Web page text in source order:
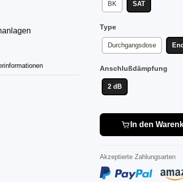
BK SAT
Type
Durchgangsdose
Anschlußdämpfung
2 dB
In den
Akzeptierte Zahlungsarten